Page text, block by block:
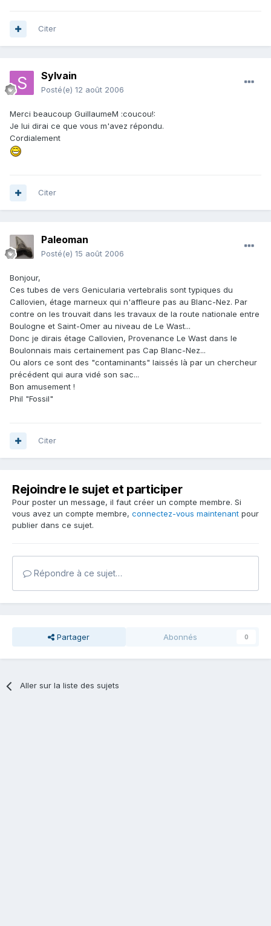
Citer
Sylvain
Posté(e) 12 août 2006
Merci beaucoup GuillaumeM :coucou!:
Je lui dirai ce que vous m'avez répondu.
Cordialement
Citer
Paleoman
Posté(e) 15 août 2006
Bonjour,
Ces tubes de vers Genicularia vertebralis sont typiques du
Callovien, étage marneux qui n'affleure pas au Blanc-Nez. Par
contre on les trouvait dans les travaux de la route nationale entre
Boulogne et Saint-Omer au niveau de Le Wast...
Donc je dirais étage Callovien, Provenance Le Wast dans le
Boulonnais mais certainement pas Cap Blanc-Nez...
Ou alors ce sont des "contaminants" laissés là par un chercheur
précédent qui aura vidé son sac...
Bon amusement !
Phil "Fossil"
Citer
Rejoindre le sujet et participer
Pour poster un message, il faut créer un compte membre. Si
vous avez un compte membre, connectez-vous maintenant pour
publier dans ce sujet.
Répondre à ce sujet…
Partager Abonnés 0
Aller sur la liste des sujets